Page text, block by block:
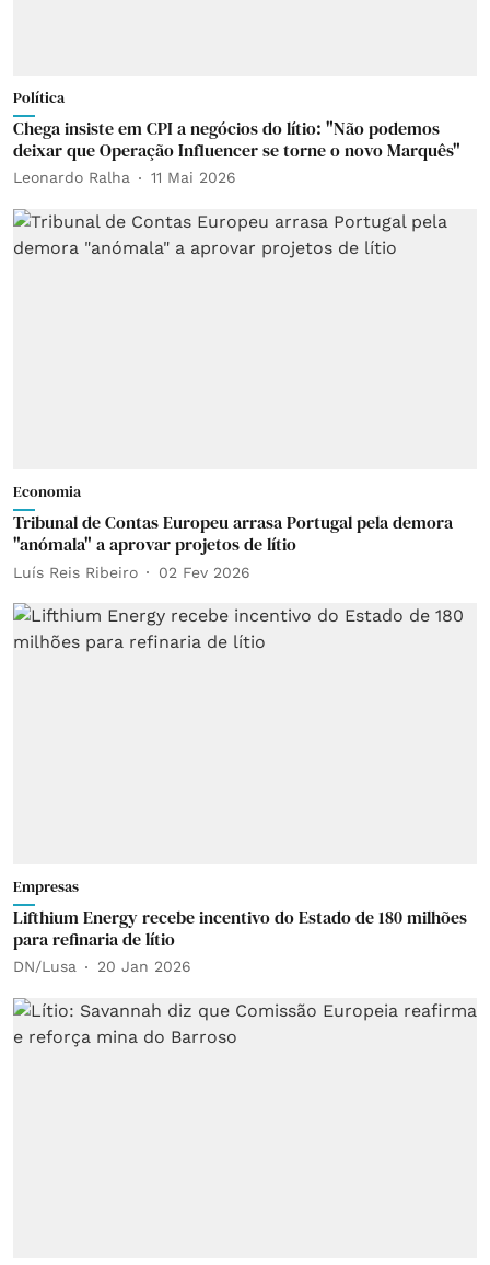
Política
Chega insiste em CPI a negócios do lítio: "Não podemos
deixar que Operação Influencer se torne o novo Marquês"
Leonardo Ralha 11 Mai 2026
Economia
Tribunal de Contas Europeu arrasa Portugal pela demora
"anómala" a aprovar projetos de lítio
Luís Reis Ribeiro 02 Fev 2026
Empresas
Lifthium Energy recebe incentivo do Estado de 180 milhões
para refinaria de lítio
DN/Lusa 20 Jan 2026